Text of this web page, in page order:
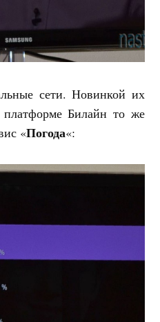
сети. Новинкой их
Билайн то же
«Погода«: